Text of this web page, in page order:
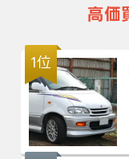
高価
1位